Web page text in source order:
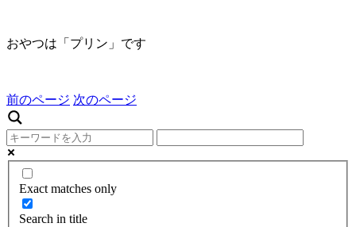
おやつは「プリン」です
前のページ 次のページ
Exact matches only
Search in title